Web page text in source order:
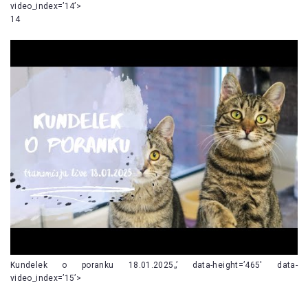
video_index=’14’>
14
Kundelek o poranku 18.01.2025„’ data-height=’465′ data-
video_index=’15’>